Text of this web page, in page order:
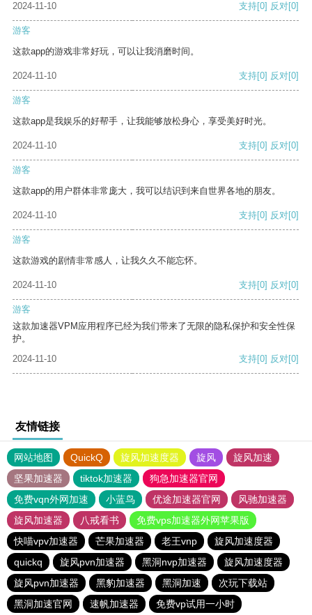
2024-11-10 支持[0] 反对[0]
游客
这款app的游戏非常好玩，可以让我消磨时间。
2024-11-10 支持[0] 反对[0]
游客
这款app是我娱乐的好帮手，让我能够放松身心，享受美好时光。
2024-11-10 支持[0] 反对[0]
游客
这款app的用户群体非常庞大，我可以结识到来自世界各地的朋友。
2024-11-10 支持[0] 反对[0]
游客
这款游戏的剧情非常感人，让我久久不能忘怀。
2024-11-10 支持[0] 反对[0]
游客
这款加速器VPM应用程序已经为我们带来了无限的隐私保护和安全性保
护。
2024-11-10
支持[0] 反对[0]
友情链接
网站地图 QuickQ 旋风加速度器 旋风
旋风加速
坚果加速器
tiktok加速器
狗急加速器官网
免费vqn外网加速
小蓝鸟 优途加速器官网
风驰加速器
旋风加速器
八戒看书
免费vps加速器外网苹果版
快喵vpv加速器
芒果加速器 老王vnp
旋风加速度器
quickq
旋风pvn加速器 黑洞nvp加速器
旋风加速度器
旋风pvn加速器
黑豹加速器 黑洞加速
次玩下载站
黑洞加速官网
速帆加速器 免费vp试用一小时